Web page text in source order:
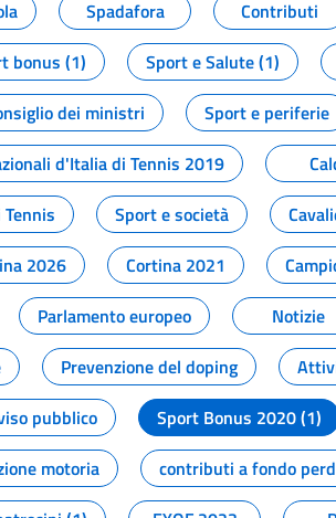
Spadafora Contributi
bonus (1) Sport e Salute (1)
dei ministri Sport e periferie
d'Italia di Tennis 2019
Sport e società
2026 Cortina 2021
Parlamento europeo Notizie
Prevenzione del doping
pubblico Sport Bonus 2020 (1)
motoria contributi a fondo